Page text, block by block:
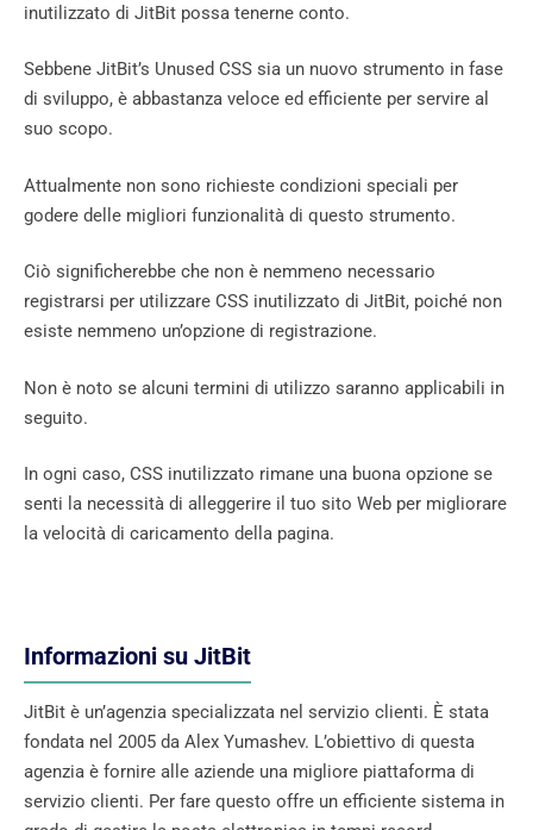
inutilizzato di JitBit possa tenerne conto.
Sebbene JitBit’s Unused CSS sia un nuovo strumento in fase
di sviluppo, è abbastanza veloce ed efficiente per servire al
suo scopo.
Attualmente non sono richieste condizioni speciali per
godere delle migliori funzionalità di questo strumento.
Ciò significherebbe che non è nemmeno necessario
registrarsi per utilizzare CSS inutilizzato di JitBit, poiché non
esiste nemmeno un’opzione di registrazione.
Non è noto se alcuni termini di utilizzo saranno applicabili in
seguito.
In ogni caso, CSS inutilizzato rimane una buona opzione se
senti la necessità di alleggerire il tuo sito Web per migliorare
la velocità di caricamento della pagina.
Informazioni su JitBit
JitBit è un’agenzia specializzata nel servizio clienti. È stata
fondata nel 2005 da Alex Yumashev. L’obiettivo di questa
agenzia è fornire alle aziende una migliore piattaforma di
servizio clienti. Per fare questo offre un efficiente sistema in